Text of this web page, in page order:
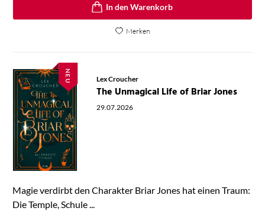
In den Warenkorb
Merken
NEU Lex Croucher
The Unmagical Life of Briar Jones
29.07.2026
Magie verdirbt den Charakter Briar Jones hat einen Traum:
Die Temple, Schule ...